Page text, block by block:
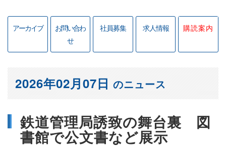
アーカイブ
お問い合わ
せ
社員募集 求人情報 購読案内
鉄道管理局誘致の舞台裏 図
書館で公文書など展示
2026年02月07日のニュース